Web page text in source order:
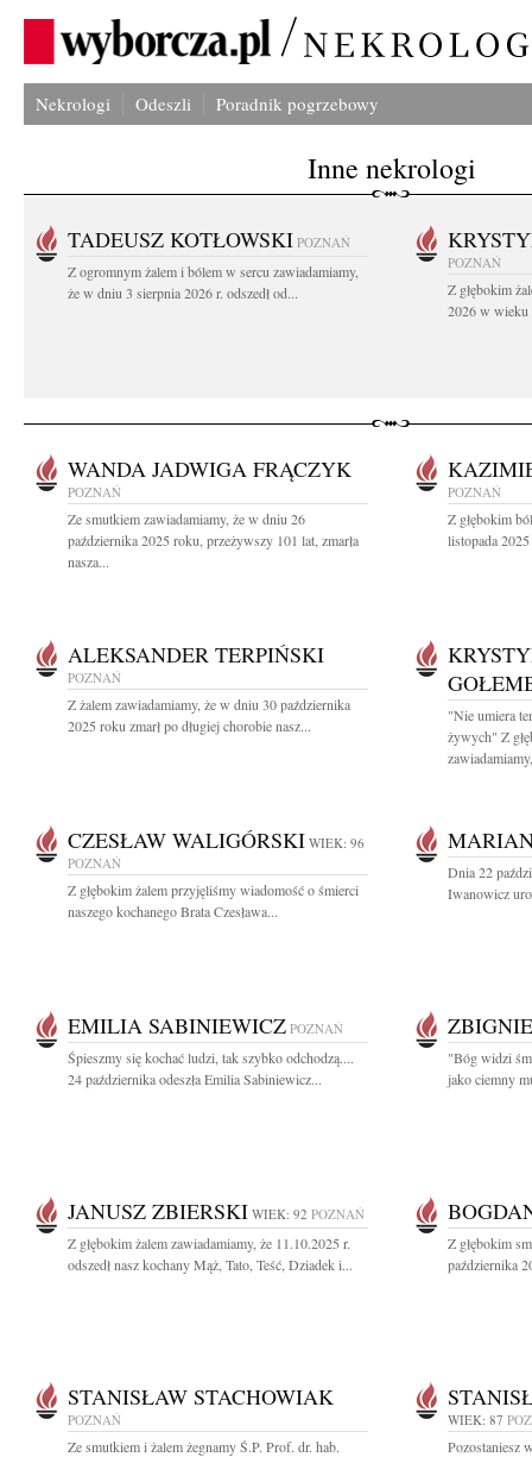
Nekrologi Odeszli Poradnik pogrzebowy
Inne nekrologi
TADEUSZ KOTŁOWSKI POZNAŃ
Z ogromnym żalem i bólem w sercu zawiadamiamy,
że w dniu 3 sierpnia 2026 r. odszedł od...
POZNAŃ
Z głębokim
2026 w wieku
WANDA JADWIGA FRĄCZYK
POZNAŃ
Ze smutkiem zawiadamiamy, że w dniu 26
października 2025 roku, przeżywszy 101 lat, zmarła
nasza...
POZNAŃ
Z głębokim
listopada 2025
ALEKSANDER TERPIŃSKI
POZNAŃ
Z żalem zawiadamiamy, że w dniu 30 października
2025 roku zmarł po długiej chorobie nasz...
"Nie umiera
żywych" Z
CZESŁAW WALIGÓRSKI WIEK: 96
POZNAŃ
Z głębokim żalem przyjęliśmy wiadomość o śmierci
naszego kochanego Brata Czesława...
Dnia 22
Iwanowicz
EMILIA SABINIEWICZ POZNAŃ
Śpieszmy się kochać ludzi, tak szybko odchodzą....
24 października odeszła Emilia Sabiniewicz...
"Bóg widzi
jako ciemny
JANUSZ ZBIERSKI WIEK: 92 POZNAŃ
Z głębokim żalem zawiadamiamy, że 11.10.2025 r.
odszedł nasz kochany Mąż, Tato, Teść, Dziadek i...
Z głębokim
października
STANISŁAW STACHOWIAK
POZNAŃ
Ze smutkiem i żalem żegnamy Ś.P. Prof. dr. hab.
WIEK: 87
Pozostaniesz